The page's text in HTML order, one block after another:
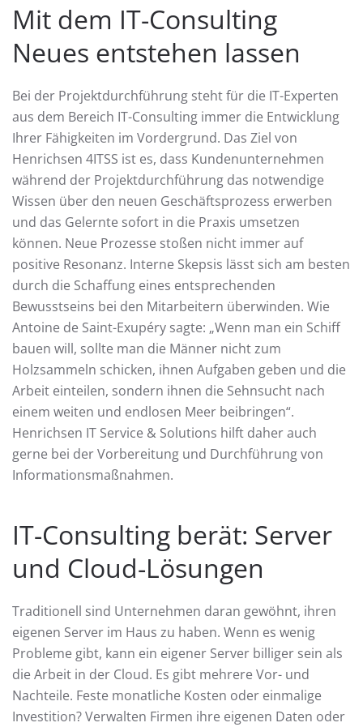
Mit dem IT-Consulting
Neues entstehen lassen
Bei der Projektdurchführung steht für die IT-Experten
aus dem Bereich IT-Consulting immer die Entwicklung
Ihrer Fähigkeiten im Vordergrund. Das Ziel von
Henrichsen 4ITSS ist es, dass Kundenunternehmen
während der Projektdurchführung das notwendige
Wissen über den neuen Geschäftsprozess erwerben
und das Gelernte sofort in die Praxis umsetzen
können. Neue Prozesse stoßen nicht immer auf
positive Resonanz. Interne Skepsis lässt sich am besten
durch die Schaffung eines entsprechenden
Bewusstseins bei den Mitarbeitern überwinden. Wie
Antoine de Saint-Exupéry sagte: „Wenn man ein Schiff
bauen will, sollte man die Männer nicht zum
Holzsammeln schicken, ihnen Aufgaben geben und die
Arbeit einteilen, sondern ihnen die Sehnsucht nach
einem weiten und endlosen Meer beibringen“.
Henrichsen IT Service & Solutions hilft daher auch
gerne bei der Vorbereitung und Durchführung von
Informationsmaßnahmen.
IT-Consulting berät: Server
und Cloud-Lösungen
Traditionell sind Unternehmen daran gewöhnt, ihren
eigenen Server im Haus zu haben. Wenn es wenig
Probleme gibt, kann ein eigener Server billiger sein als
die Arbeit in der Cloud. Es gibt mehrere Vor- und
Nachteile. Feste monatliche Kosten oder einmalige
Investition? Verwalten Firmen ihre eigenen Daten oder